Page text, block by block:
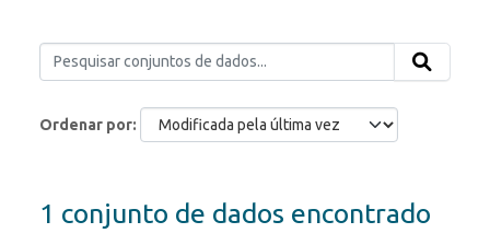
Ordenar por
1 conjunto de dados encontrado